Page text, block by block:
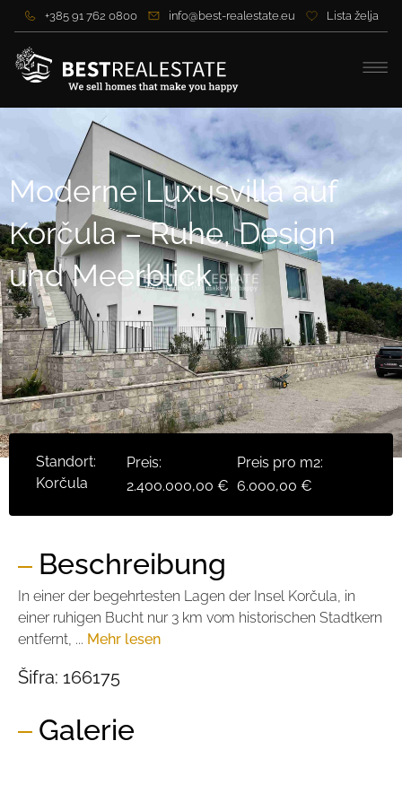
+385 91 762 0800 info@best-realestate.eu Lista želja
Moderne Luxusvilla auf
Korčula – Ruhe, Design
und Meerblick
Standort:
Korčula
Preis:
2.400.000,00 €
Preis pro m2:
6.000,00 €
Beschreibung
In einer der begehrtesten Lagen der Insel Korčula, in
einer ruhigen Bucht nur 3 km vom historischen Stadtkern
entfernt, ... Mehr lesen
Šifra: 166175
Galerie